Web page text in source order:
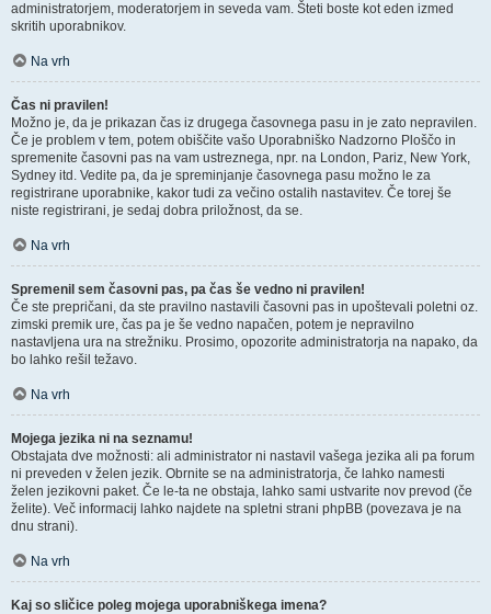
administratorjem, moderatorjem in seveda vam. Šteti boste kot eden izmed
skritih uporabnikov.
Na vrh
Čas ni pravilen!
Možno je, da je prikazan čas iz drugega časovnega pasu in je zato nepravilen.
Če je problem v tem, potem obiščite vašo Uporabniško Nadzorno Ploščo in
spremenite časovni pas na vam ustreznega, npr. na London, Pariz, New York,
Sydney itd. Vedite pa, da je spreminjanje časovnega pasu možno le za
registrirane uporabnike, kakor tudi za večino ostalih nastavitev. Če torej še
niste registrirani, je sedaj dobra priložnost, da se.
Na vrh
Spremenil sem časovni pas, pa čas še vedno ni pravilen!
Če ste prepričani, da ste pravilno nastavili časovni pas in upoštevali poletni oz.
zimski premik ure, čas pa je še vedno napačen, potem je nepravilno
nastavljena ura na strežniku. Prosimo, opozorite administratorja na napako, da
bo lahko rešil težavo.
Na vrh
Mojega jezika ni na seznamu!
Obstajata dve možnosti: ali administrator ni nastavil vašega jezika ali pa forum
ni preveden v želen jezik. Obrnite se na administratorja, če lahko namesti
želen jezikovni paket. Če le-ta ne obstaja, lahko sami ustvarite nov prevod (če
želite). Več informacij lahko najdete na spletni strani phpBB (povezava je na
dnu strani).
Na vrh
Kaj so sličice poleg mojega uporabniškega imena?